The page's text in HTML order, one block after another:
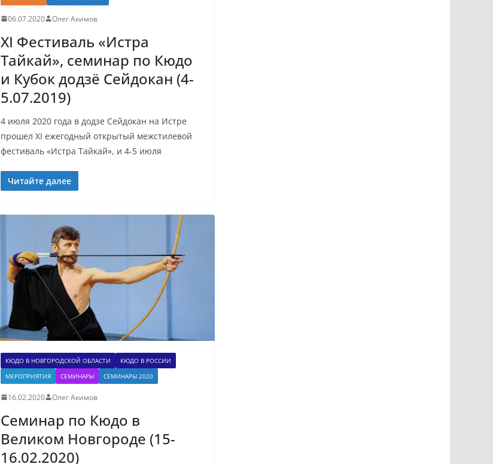
06.07.2020 Олег Акимов
XI Фестиваль «Истра
Тайкай», семинар по Кюдо
и Кубок додзё Сейдокан (4-
5.07.2019)
4 июля 2020 года в додзе Сейдокан на Истре
прошел XI ежегодный открытый межстилевой
фестиваль «Истра Тайкай», и 4-5 июля
Читайте далее
КЮДО В НОВГОРОДСКОЙ ОБЛАСТИ
КЮДО В РОССИИ
МЕРОПРИЯТИЯ
СЕМИНАРЫ СЕМИНАРЫ 2020
16.02.2020 Олег Акимов
Семинар по Кюдо в
Великом Новгороде (15-
16.02.2020)